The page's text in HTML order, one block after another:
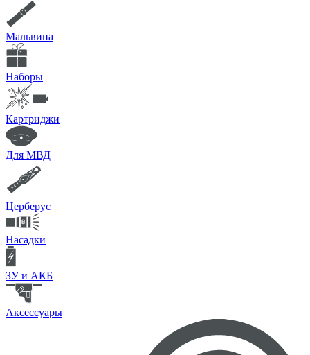
Мальвина
Наборы
Картриджи
Для МВД
Церберус
Насадки
ЗУ и АКБ
Аксессуары